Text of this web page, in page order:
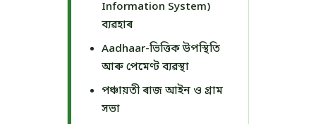
Information System)
ব্যৱহাৰ
Aadhaar-ভিত্তিক উপস্থিতি
আৰু পেমেণ্ট ব্যৱস্থা
পঞ্চায়তী ৰাজ আইন ও গ্ৰাম
সভা